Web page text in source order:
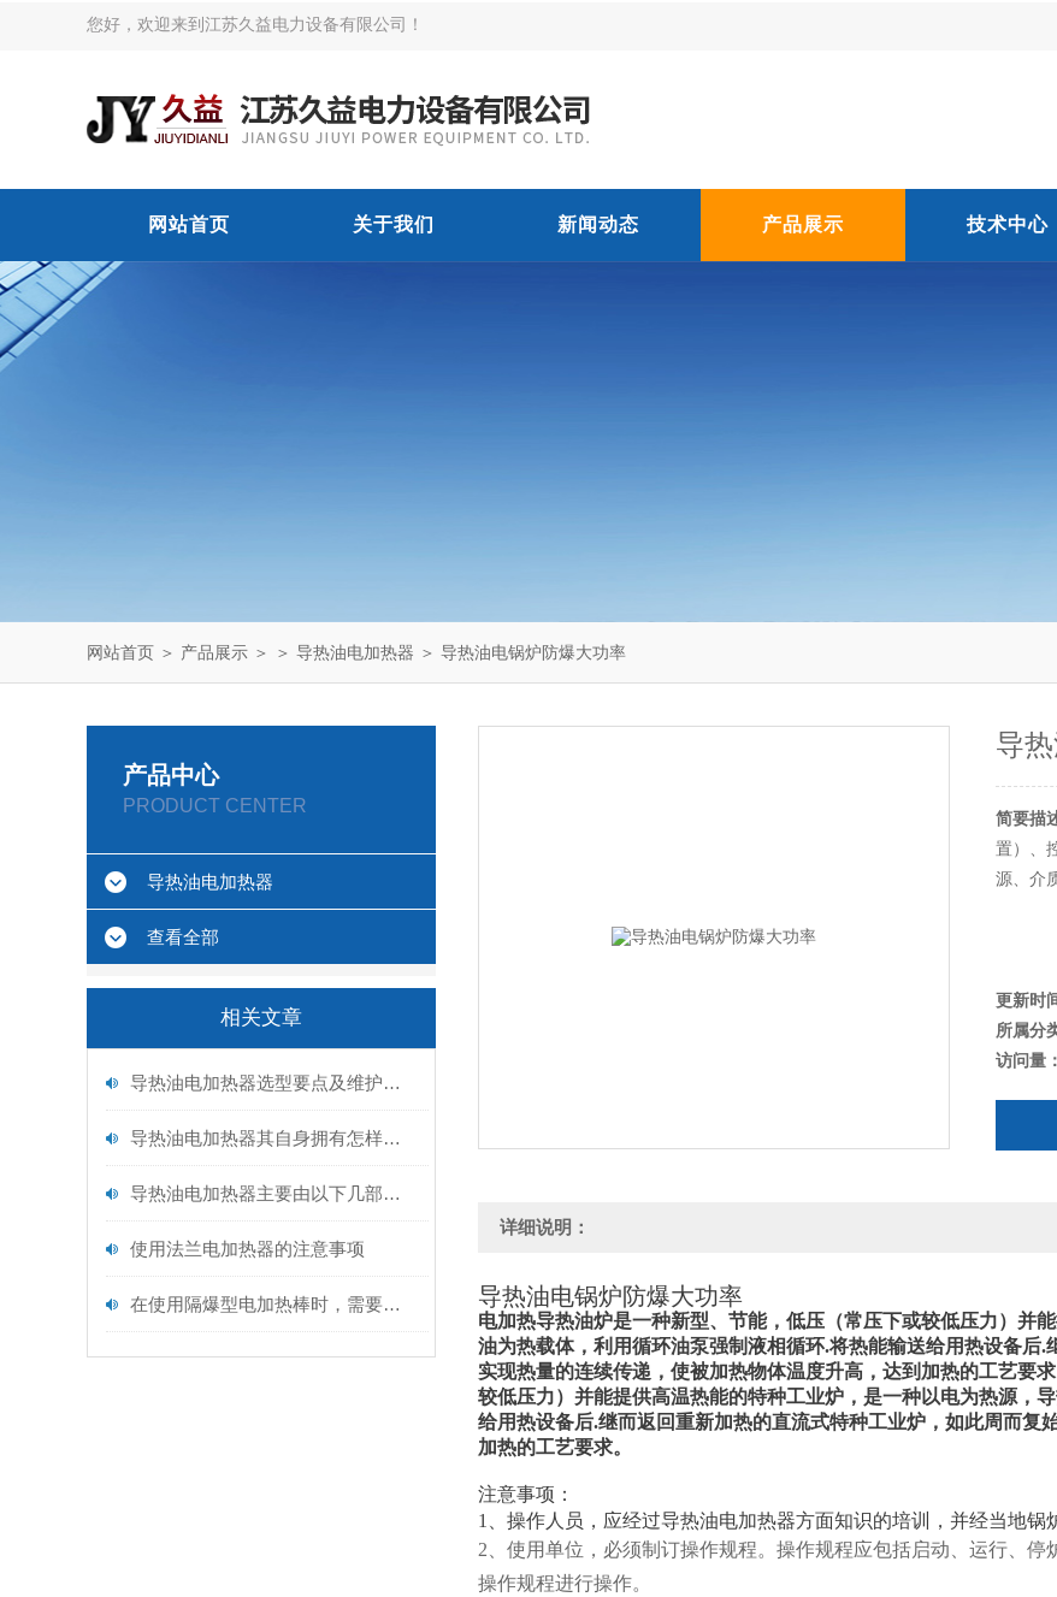
您好，欢迎来到江苏久益电力设备有限公司！
网站首页 关于我们 新闻动态 产品展示 技术中心
网站首页 ＞ 产品展示 ＞ ＞ 导热油电加热器 ＞ 导热油电锅炉防爆大功率
产品中心
PRODUCT CENTER
导热油电加热器
查看全部
相关文章
导热油电加热器选型要点及维护保养
导热油电加热器其自身拥有怎样的特点呢？
导热油电加热器主要由以下几部分构成
使用法兰电加热器的注意事项
在使用隔爆型电加热棒时，需要注意以下事项
导
简要描
置）、
源、介
更新时
所属分
访问量：
详细说明：
导热油电锅炉防爆大功率
电加热导热油炉是一种新型、节能，低压（常压下或较低压力）并
油为热载体，利用循环油泵强制液相循环.将热能输送给用热设备后
实现热量的连续传递，使被加热物体温度升高，达到加热的工艺要
较低压力）并能提供高温热能的特种工业炉，是一种以电为热源，
给用热设备后.继而返回重新加热的直流式特种工业炉，如此周而复
加热的工艺要求。
注意事项：
1、操作人员，应经过导热油电加热器方面知识的培训，并经当地锅
2、使用单位，必须制订操作规程。操作规程应包括启动、运行、
操作规程进行操作。